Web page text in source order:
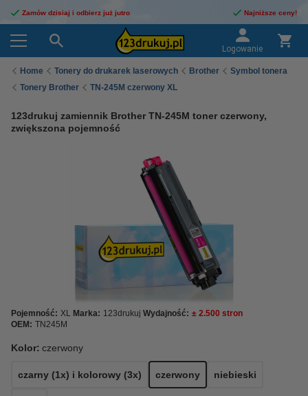
Zamów dzisiaj i odbierz już jutro Najniższe ceny!
Logowanie
Home Tonery do drukarek laserowych Brother
Symbol tonera
Tonery Brother
TN-245M czerwony XL
123drukuj zamiennik Brother TN-245M toner czerwony,
zwiększona pojemność
Pojemność: XL Marka: 123drukuj Wydajność: ± 2.500 stron
OEM: TN245M
Kolor: czerwony
czarny (1x) i kolorowy (3x) czerwony niebieski